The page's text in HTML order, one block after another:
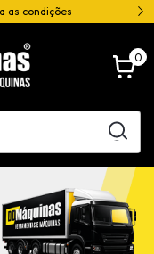
as condições
0